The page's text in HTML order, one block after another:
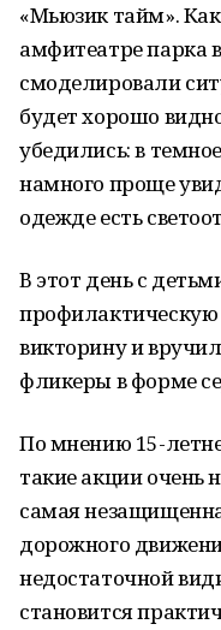
«Мьюзик тайм».
амфитеатре парка
смоделировали
будет хорошо
убедились: в
намного проще
одежде есть
В этот день с
профилактическую
викторину и
фликеры в форме
По мнению 15-
такие акции
самая
дорожного
недостаточной
становится